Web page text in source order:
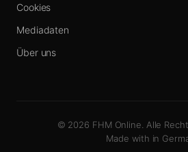
Cookies
Mediadaten
Über uns
© 2026 FHM Online. Alle
Made with in